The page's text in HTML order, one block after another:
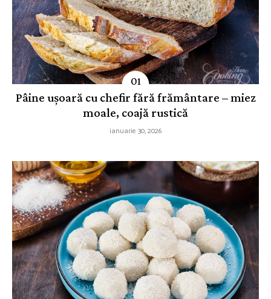
Pâine ușoară cu chefir fără frământare – miez
moale, coajă rustică
ianuarie 30, 2026